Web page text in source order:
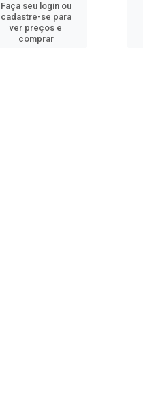
Faça seu login ou
cadastre-se para
ver preços e
comprar